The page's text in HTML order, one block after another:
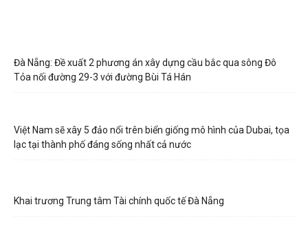
Đà Nẵng: Đề xuất 2 phương án xây dựng cầu bắc qua sông Đô
Tỏa nối đường 29-3 với đường Bùi Tá Hán
Việt Nam sẽ xây 5 đảo nổi trên biển giống mô hình của Dubai, tọa
lạc tại thành phố đáng sống nhất cả nước
Khai trương Trung tâm Tài chính quốc tế Đà Nẵng